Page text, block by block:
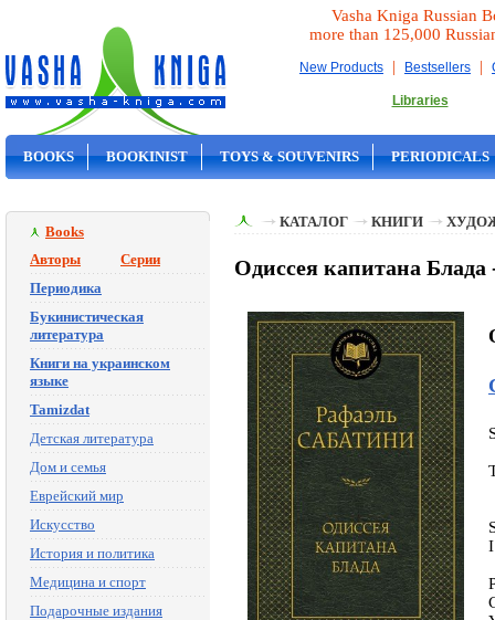
Vasha Kniga Russian
more than 125,000
New Products | Bestsellers |
Libraries
BOOKS BOOKINIST TOYS & SOUVENIRS PERIODICALS
Books
Авторы
Серии
Периодика
Букинистическая
литература
Книги на украинском
языке
Tamizdat
Детская литература
Дом и семья
Еврейский мир
Искусство
История и политика
Медицина и спорт
Подарочные издания
КАТАЛОГ КНИГИ
Одиссея капитана